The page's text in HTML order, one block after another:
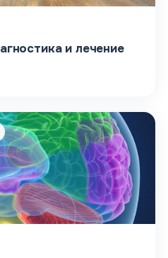
и лечение